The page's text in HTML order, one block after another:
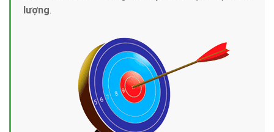
Tại sao chọn công ty Việt Ads làm đối tác
Marketing Online?